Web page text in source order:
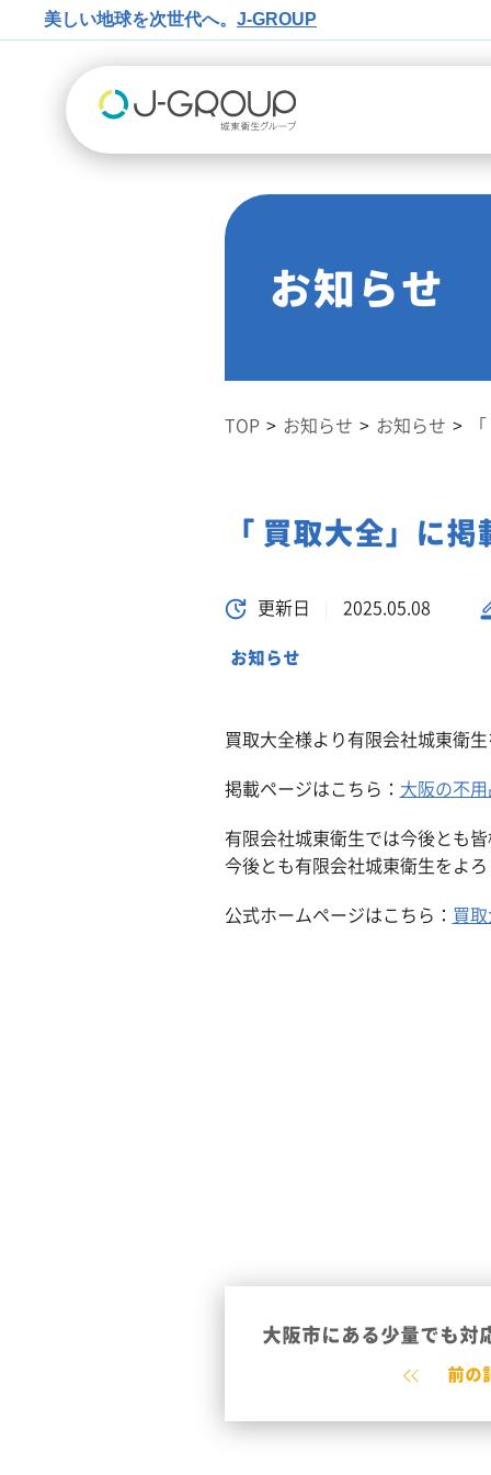
美しい地球を次世代へ。 J-GROUP
お知らせ
TOP お知らせ お知らせ
「 買取大全」に
更新日 2025.05.08
お知らせ
買取大全様より有限会社城東衛
掲載ページはこちら： 大阪の不
有限会社城東衛生では今後とも
今後とも有限会社城東衛生をよ
公式ホームページはこちら： 買
大阪市にある少量でも対
前の